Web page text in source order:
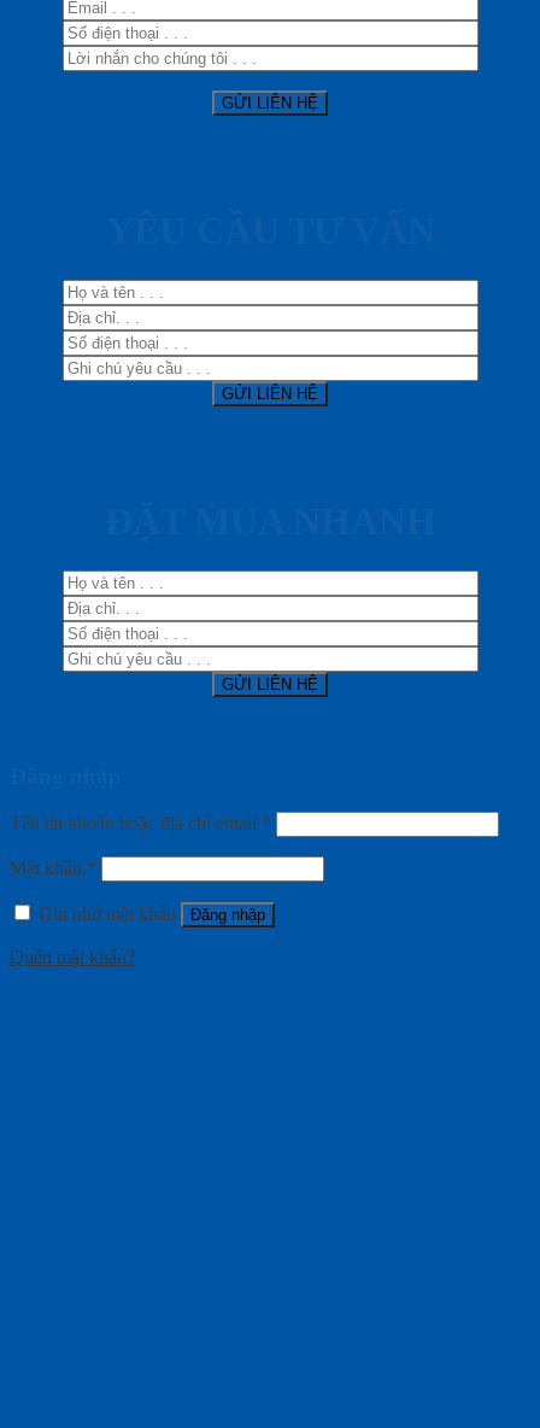
Tên tài khoản hoặc địa chỉ email *
Mật khẩu *
Ghi nhớ mật khẩu Đăng nhập
Quên mật khẩu?